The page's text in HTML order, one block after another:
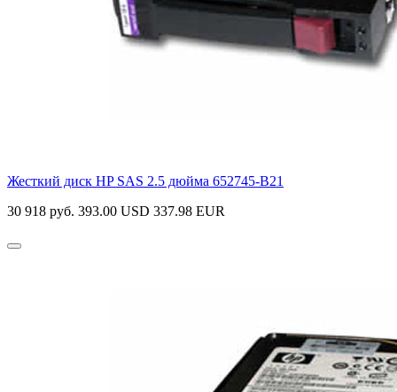
Жесткий диск HP SAS 2.5 дюйма 652745-B21
30 918 руб. 393.00 USD 337.98 EUR